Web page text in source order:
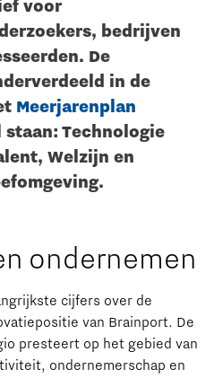
voor
bedrijven
De
in de
Meerjarenplan
Technologie
Welzijn en
ondernemen
cijfers over de
van Brainport. De
presteert op het gebied van
ondernemerschap en